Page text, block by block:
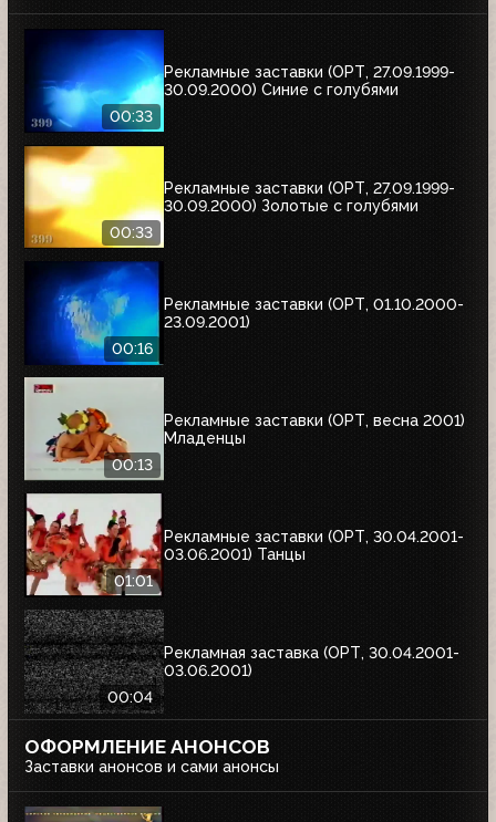
00:33
Рекламные заставки (ОРТ, 27.09.1999-
30.09.2000) Синие с голубями
00:33
Рекламные заставки (ОРТ, 27.09.1999-
30.09.2000) Золотые с голубями
00:16
Рекламные заставки (ОРТ, 01.10.2000-
23.09.2001)
00:13
Рекламные заставки (ОРТ, весна 2001)
Младенцы
01:01
Рекламные заставки (ОРТ, 30.04.2001-
03.06.2001) Танцы
00:04
Рекламная заставка (ОРТ, 30.04.2001-
03.06.2001)
ОФОРМЛЕНИЕ АНОНСОВ
Заставки анонсов и сами анонсы